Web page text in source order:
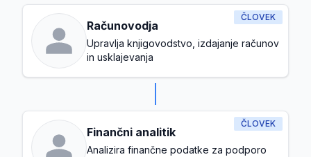
ČLOVEK
Računovodja
Upravlja knjigovodstvo, izdajanje računov
in usklajevanja
ČLOVEK
Finančni analitik
Analizira finančne podatke za podporo